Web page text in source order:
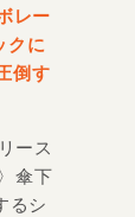
レー
クに
倒す
ース
傘下
るシ